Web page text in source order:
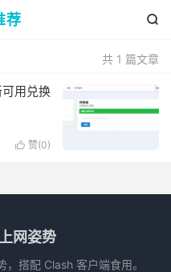
荐 
共 1 篇文章
用兑换
 赞(0)
网姿势
搭配 Clash 客户端食用。